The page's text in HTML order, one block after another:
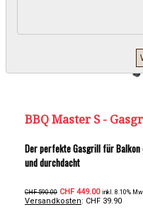
BBQ Master S -
Der perfekte Gasgrill für
und durchdacht
CHF 590.00 CHF 449.00 inkl. 8.10%
Versandkosten: CHF 39.90